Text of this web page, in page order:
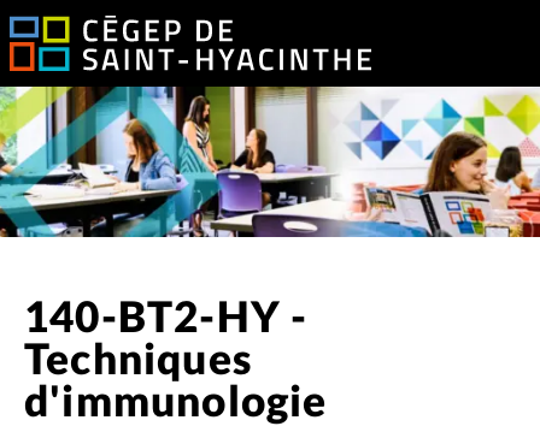
140-BT2-HY -
Techniques
d'immunologie